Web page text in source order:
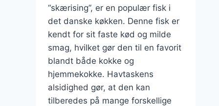
“skærising”, er en populær fisk i
det danske køkken. Denne fisk er
kendt for sit faste kød og milde
smag, hvilket gør den til en favorit
blandt både kokke og
hjemmekokke. Havtaskens
alsidighed gør, at den kan
tilberedes på mange forskellige